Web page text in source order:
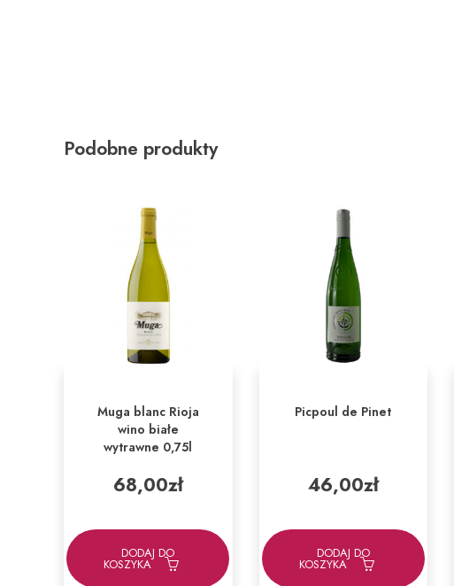
Podobne produkty
Muga blanc Rioja
wino białe
wytrawne 0,75l
68,00zł
DODAJ DO
KOSZYKA
Picpoul de Pinet
46,00zł
DODAJ DO
KOSZYKA